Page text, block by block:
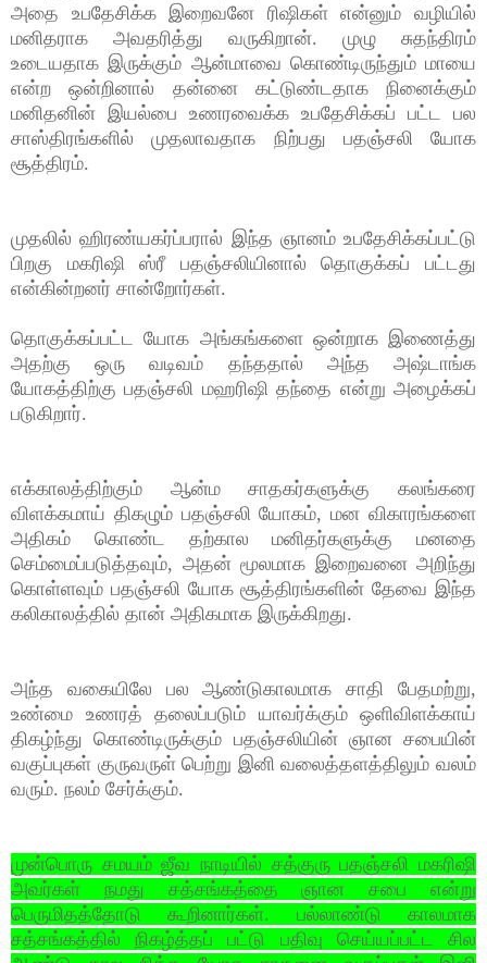
அதை உபதேசிக்க இறைவனே ரிஷிகள் என்னும் வழியில்
மனிதராக அவதரித்து வருகிறான். முழு சுதந்திரம்
உடையதாக இருக்கும் ஆன்மாவை கொண்டிருந்தும் மாயை
என்ற ஒன்றினால் தன்னை கட்டுண்டதாக நினைக்கும்
மனிதனின் இயல்பை உணரவைக்க உபதேசிக்கப் பட்ட பல
சாஸ்திரங்களில் முதலாவதாக நிற்பது பதஞ்சலி யோக
சூத்திரம்.
முதலில் ஹிரண்யகர்ப்பரால் இந்த ஞானம் உபதேசிக்கப்பட்டு
பிறகு மகரிஷி ஸ்ரீ பதஞ்சலியினால் தொகுக்கப் பட்டது
என்கின்றனர் சான்றோர்கள்.
தொகுக்கப்பட்ட யோக அங்கங்களை ஒன்றாக இணைத்து
அதற்கு ஒரு வடிவம் தந்ததால் அந்த அஷ்டாங்க
யோகத்திற்கு பதஞ்சலி மஹரிஷி தந்தை என்று அழைக்கப்
படுகிறார்.
எக்காலத்திற்கும் ஆன்ம சாதகர்களுக்கு கலங்கரை
விளக்கமாய் திகழும் பதஞ்சலி யோகம், மன விகாரங்களை
அதிகம் கொண்ட தற்கால மனிதர்களுக்கு மனதை
செம்மைப்படுத்தவும், அதன் மூலமாக இறைவனை அறிந்து
கொள்ளவும் பதஞ்சலி யோக சூத்திரங்களின் தேவை இந்த
கலிகாலத்தில் தான் அதிகமாக இருக்கிறது.
அந்த வகையிலே பல ஆண்டுகாலமாக சாதி பேதமற்று,
உண்மை உணரத் தலைப்படும் யாவர்க்கும் ஒளிவிளக்காய்
திகழ்ந்து கொண்டிருக்கும் பதஞ்சலியின் ஞான சபையின்
வகுப்புகள் குருவருள் பெற்று இனி வலைத்தளத்திலும் வலம்
வரும். நலம் சேர்க்கும்.
முன்பொரு சமயம் ஜீவ நாடியில் சத்குரு பதஞ்சலி மகரிஷி
அவர்கள் நமது சத்சங்கத்தை ஞான சபை என்று
பெருமிதத்தோடு கூறினார்கள். பல்லாண்டு காலமாக
சத்சங்கத்தில் நிகழ்த்தப் பட்டு பதிவு செய்யப்பட்ட சில